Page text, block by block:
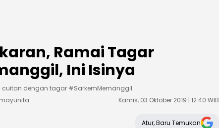
Ramai Tagar
Ini Isinya
dengan tagar #SarkemMemanggil.
Kamis, 03 Oktober 2019 | 12:40 WIB
Atur, Baru Temukan